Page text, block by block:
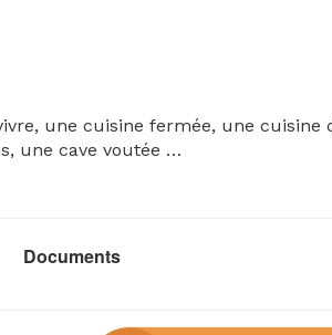
une cuisine fermée, une cuisine
une cave voutée
et une petite salle servant
Documents